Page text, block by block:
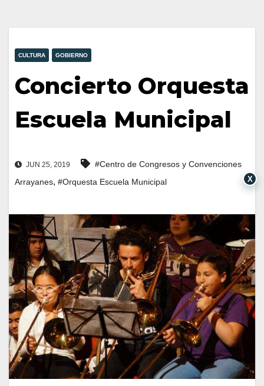
CULTURA GOBIERNO
Concierto Orquesta
Escuela Municipal
JUN 25, 2019
#Centro de Congresos y Convenciones
Arrayanes, #Orquesta Escuela Municipal X